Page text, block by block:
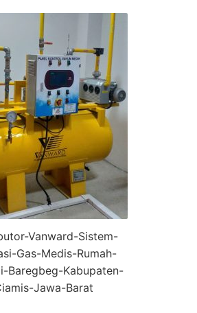
Vanward-Sistem-
Gas-Medis-Rumah-
Baregbeg-Kabupaten-
Jawa-Barat